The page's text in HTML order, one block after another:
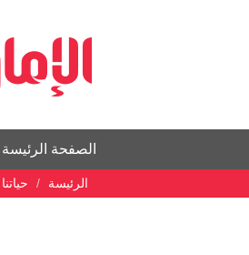
الصفحة الرئيسة
الرئيسة حياتنا